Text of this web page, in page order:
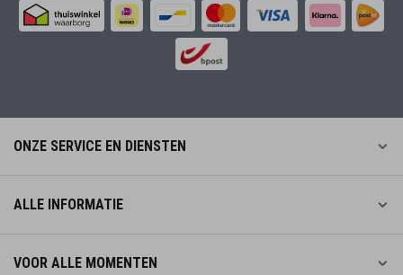
ONZE SERVICE EN DIENSTEN
ALLE INFORMATIE
VOOR ALLE MOMENTEN